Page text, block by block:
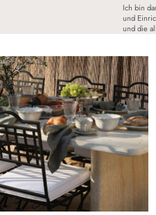
Ich bin
und
und die